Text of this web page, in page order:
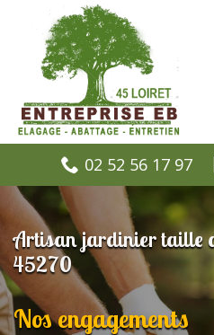
02 52 56 17 97
Artisan jardinier taille
45270
Nos engagements